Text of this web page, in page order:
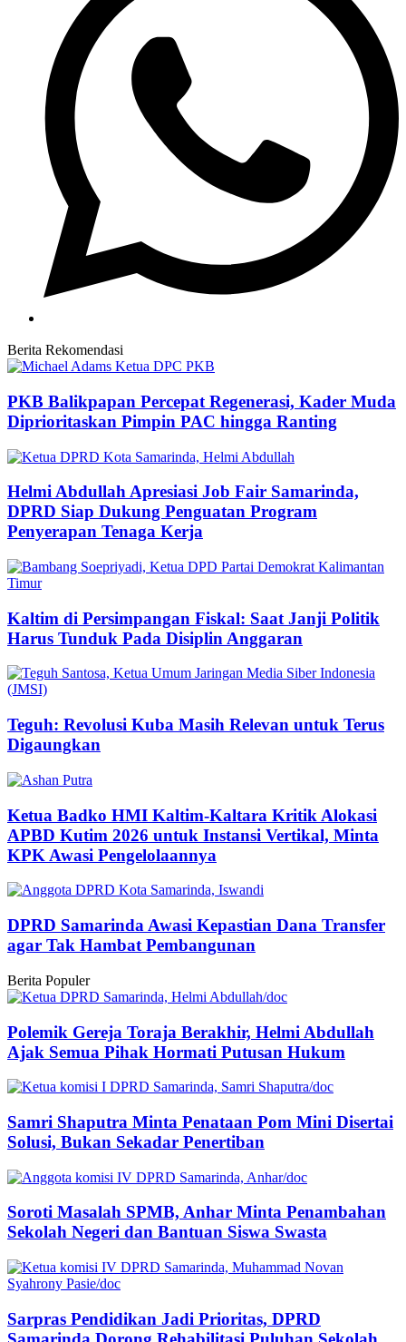
Berita Rekomendasi
PKB Balikpapan Percepat Regenerasi, Kader Muda
Diprioritaskan Pimpin PAC hingga Ranting
Helmi Abdullah Apresiasi Job Fair Samarinda,
DPRD Siap Dukung Penguatan Program
Penyerapan Tenaga Kerja
Kaltim di Persimpangan Fiskal: Saat Janji Politik
Harus Tunduk Pada Disiplin Anggaran
Teguh: Revolusi Kuba Masih Relevan untuk Terus
Digaungkan
Ketua Badko HMI Kaltim-Kaltara Kritik Alokasi
APBD Kutim 2026 untuk Instansi Vertikal, Minta
KPK Awasi Pengelolaannya
DPRD Samarinda Awasi Kepastian Dana Transfer
agar Tak Hambat Pembangunan
Berita Populer
Polemik Gereja Toraja Berakhir, Helmi Abdullah
Ajak Semua Pihak Hormati Putusan Hukum
Samri Shaputra Minta Penataan Pom Mini Disertai
Solusi, Bukan Sekadar Penertiban
Soroti Masalah SPMB, Anhar Minta Penambahan
Sekolah Negeri dan Bantuan Siswa Swasta
Sarpras Pendidikan Jadi Prioritas, DPRD